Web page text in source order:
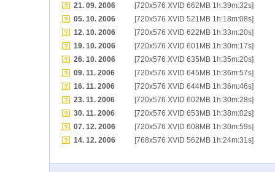
21. 09. 2006
[720x576 XVID 662MB 1h:39m:32s]
05. 10. 2006
[720x576 XVID 521MB 1h:18m:08s]
12. 10. 2006
[720x576 XVID 622MB 1h:33m:20s]
19. 10. 2006
[720x576 XVID 601MB 1h:30m:17s]
26. 10. 2006
[720x576 XVID 635MB 1h:35m:20s]
09. 11. 2006
[720x576 XVID 645MB 1h:36m:57s]
16. 11. 2006
[720x576 XVID 644MB 1h:36m:46s]
23. 11. 2006
[720x576 XVID 602MB 1h:30m:28s]
30. 11. 2006
[720x576 XVID 653MB 1h:38m:02s]
07. 12. 2006
[720x576 XVID 608MB 1h:30m:59s]
14. 12. 2006
[768x576 XVID 562MB 1h:24m:31s]